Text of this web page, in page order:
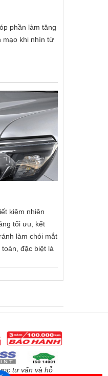
phần làm tăng
mạo khi nhìn từ
kiệm nhiên
tối ưu, kết
làm chói mắt
đặc biệt là
tư vấn và hỗ